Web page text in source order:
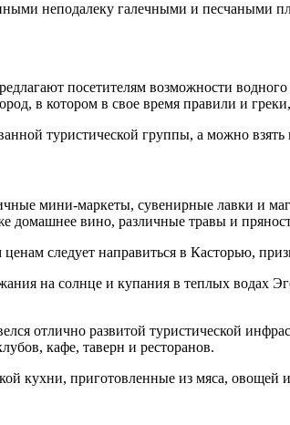
неподалеку галечными и песчаными
посетителям возможности
в котором в свое время правили и
туристической группы, а можно взять
мини-маркеты, сувенирные лавки и
домашнее вино, различные травы и
следует направиться в Касторью,
на солнце и купания в теплых водах
отлично развитой туристической
кафе, таверн и ресторанов.
кухни, приготовленные из мяса,